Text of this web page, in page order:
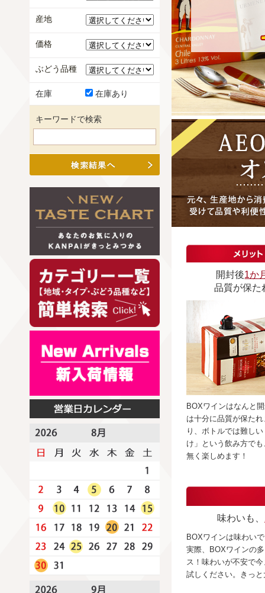
開封後1か
品質が保た
BOXワインはなんと
は十分に品質が保た
り、ボトルでは難し
け」という飲み方で
無く楽しめます！
味わいも、
BOXワインは味わい
実際、BOXワインの
ス！味わいが不安で
試しください。きっ
産地
価格
ぶどう品種
在庫 在庫あり
キーワードで検索